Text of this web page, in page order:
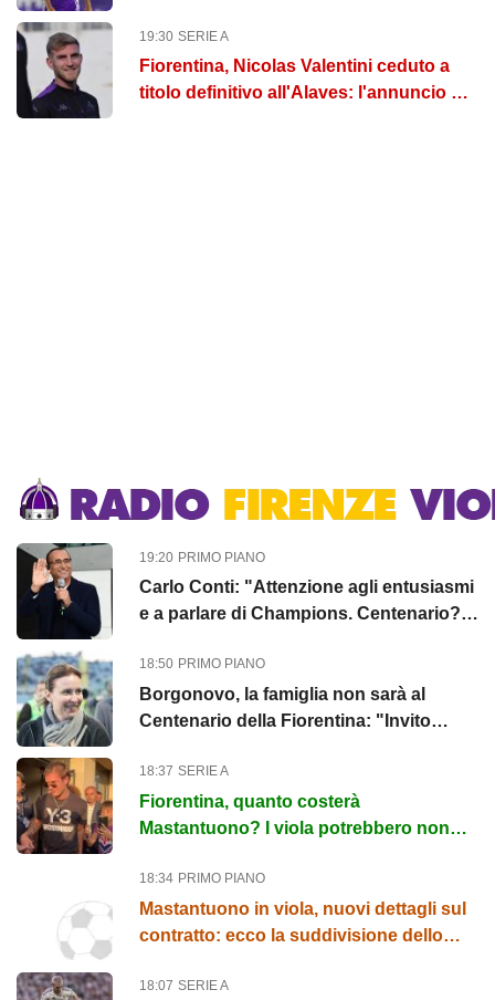
19:30 SERIE A
Fiorentina, Nicolas Valentini ceduto a
titolo definitivo all'Alaves: l'annuncio dei
19:20 PRIMO PIANO
Carlo Conti: "Attenzione agli entusiasmi
e a parlare di Champions. Centenario?
18:50 PRIMO PIANO
Borgonovo, la famiglia non sarà al
Centenario della Fiorentina: "Invito
18:37 SERIE A
Fiorentina, quanto costerà
Mastantuono? I viola potrebbero non
18:34 PRIMO PIANO
Mastantuono in viola, nuovi dettagli sul
contratto: ecco la suddivisione dello
18:07 SERIE A